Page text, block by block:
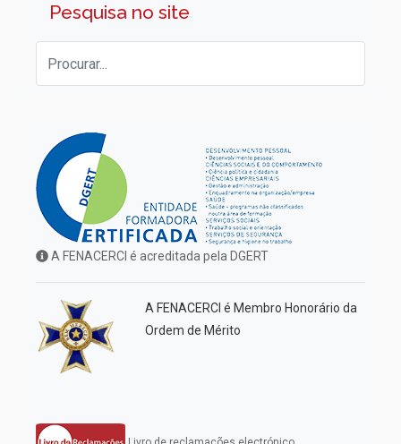
Pesquisa no site
A FENACERCI é acreditada pela DGERT
A FENACERCI é Membro Honorário da
Ordem de Mérito